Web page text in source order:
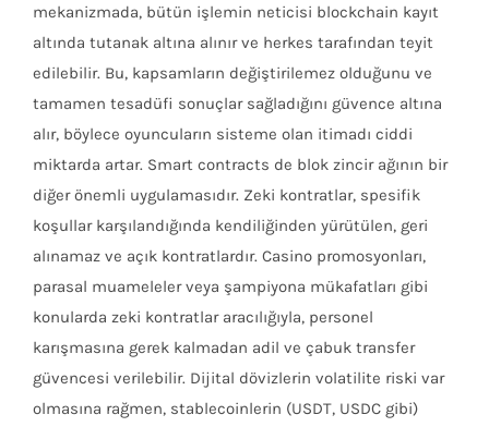
mekanizmada, bütün işlemin neticisi blockchain kayıt
altında tutanak altına alınır ve herkes tarafından teyit
edilebilir. Bu, kapsamların değiştirilemez olduğunu ve
tamamen tesadüfi sonuçlar sağladığını güvence altına
alır, böylece oyuncuların sisteme olan itimadı ciddi
miktarda artar. Smart contracts de blok zincir ağının bir
diğer önemli uygulamasıdır. Zeki kontratlar, spesifik
koşullar karşılandığında kendiliğinden yürütülen, geri
alınamaz ve açık kontratlardır. Casino promosyonları,
parasal muameleler veya şampiyona mükafatları gibi
konularda zeki kontratlar aracılığıyla, personel
karışmasına gerek kalmadan adil ve çabuk transfer
güvencesi verilebilir. Dijital dövizlerin volatilite riski var
olmasına rağmen, stablecoinlerin (USDT, USDC gibi)